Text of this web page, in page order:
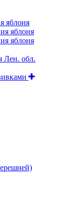
яблоня
яблоня
яблоня
Лен. обл.